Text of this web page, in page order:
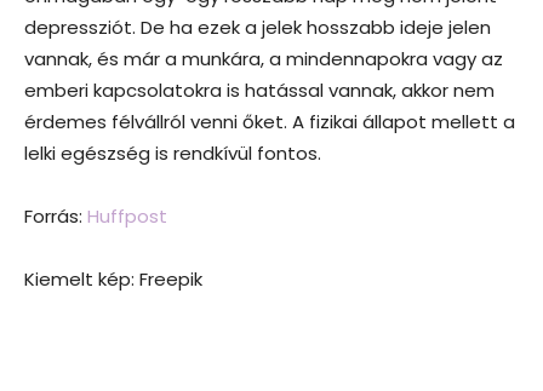
depressziót. De ha ezek a jelek hosszabb ideje jelen
vannak, és már a munkára, a mindennapokra vagy az
emberi kapcsolatokra is hatással vannak, akkor nem
érdemes félvállról venni őket. A fizikai állapot mellett a
lelki egészség is rendkívül fontos.
Forrás: Huffpost
Kiemelt kép: Freepik